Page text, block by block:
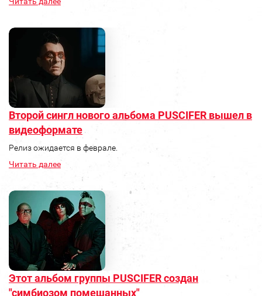
Второй сингл нового альбома PUSCIFER вышел в
видеоформате
Релиз ожидается в феврале.
Читать далее
Этот альбом группы PUSCIFER создан
"симбиозом помешанных"